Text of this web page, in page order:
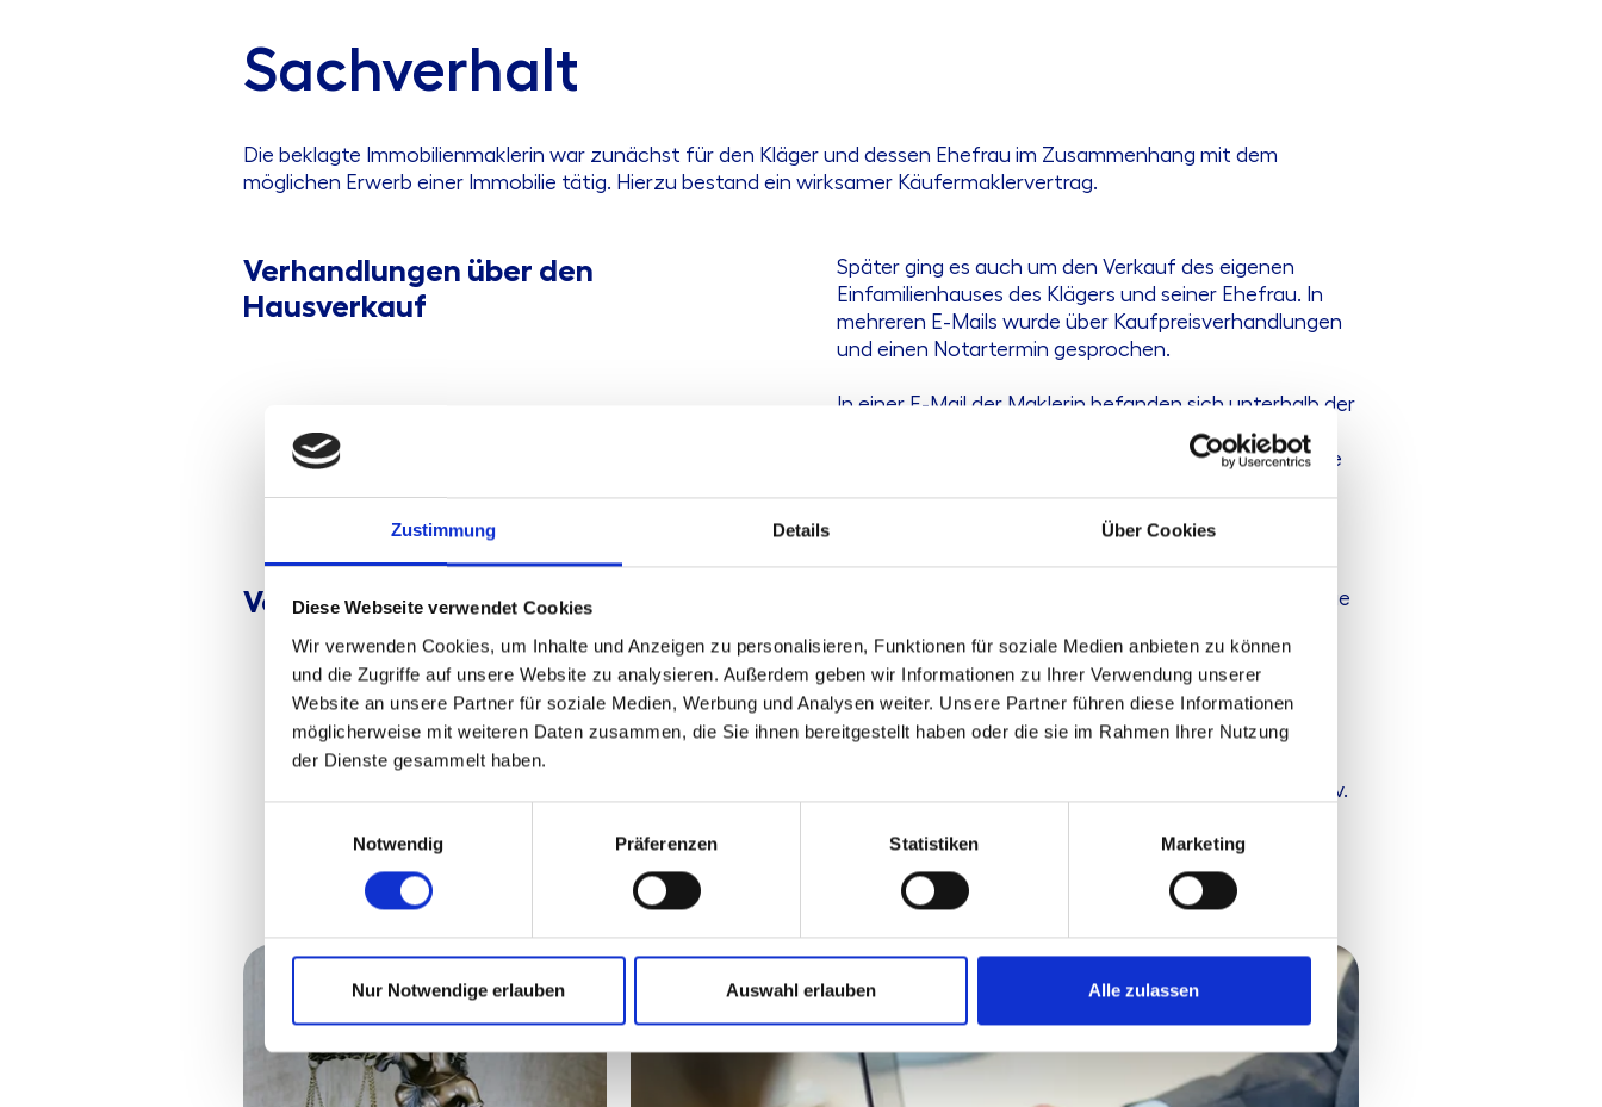
Zustimmung Details Über Cookies
Diese Webseite verwendet Cookies
Wir verwenden Cookies, um Inhalte und Anzeigen zu personalisieren, Funktionen für soziale Medien anbieten zu können
und die Zugriffe auf unsere Website zu analysieren. Außerdem geben wir Informationen zu Ihrer Verwendung unserer
Website an unsere Partner für soziale Medien, Werbung und Analysen weiter. Unsere Partner führen diese Informationen
möglicherweise mit weiteren Daten zusammen, die Sie ihnen bereitgestellt haben oder die sie im Rahmen Ihrer Nutzung
der Dienste gesammelt haben.
Notwendig
Präferenzen Statistiken Marketing
Nur Notwendige erlauben Auswahl erlauben Alle zulassen
Sachverhalt
Die beklagte Immobilienmaklerin war zunächst für den Kläger und dessen Ehefrau im Zusammenhang mit dem
möglichen Erwerb einer Immobilie tätig. Hierzu bestand ein wirksamer Käufermaklervertrag.
Verhandlungen über den
Hausverkauf
Später ging es auch um den Verkauf des eigenen
Einfamilienhauses des Klägers und seiner Ehefrau. In
mehreren E-Mails wurde über Kaufpreisverhandlungen
und einen Notartermin gesprochen.
In einer E-Mail der Maklerin befanden sich unterhalb der
Grußformel allgemeine Hinweise, unter anderem zur
Provision. Im eigentlichen Nachrichtentext wurde eine
Verfahrensgang
Nach Abschluss des notariellen Kaufvertrags stellte die
Rechnung. Der Kläger und seine Ehefrau zahlten
zunächst, verlangten später aber die Rückzahlung.
Das Landgericht Stade gab der Klage statt (Urt. v.
blieb vor dem Oberlandesgericht Celle erfolglos (Urt. v.
Bundesgerichtshof hatte keinen Erfolg (BGH, Urt. v.
11.03.2026 – I ZR 202/25).